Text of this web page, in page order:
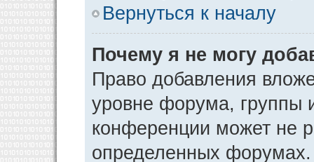
Вернуться к началу
Почему я не могу
Право добавления
уровне форума, группы
конференции может не
определенных